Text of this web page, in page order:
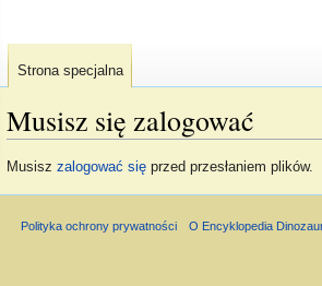
Musisz się zalogować
Musiszzalogować się przed przesłaniem plików.
Strona specjalna
Polityka ochrony prywatności O Encyklopedia